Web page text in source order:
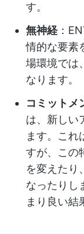
す。
無神経 ：
情的な要素
場環境では
なります。
コミットメ
は、新しい
ます。これ
すが、この
を変えたり
なったりし
まり良い結